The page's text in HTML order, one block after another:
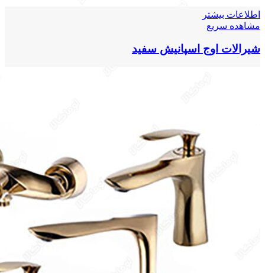
اطلاعات بیشتر
مشاهده سریع
شیرالات اوج اسپانیش سفید